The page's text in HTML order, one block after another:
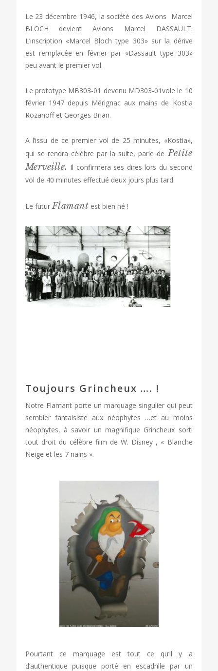
Le 23 décembre 1946, la société des Avions Marcel
BLOCH devient Avions Marcel DASSAULT.
L’inscription «Marcel Bloch type 303» sur la dérive
est remplacée en février par «Dassault type 303»
peu avant le premier vol.
Le prototype MB303-01 devenu MD303-01vole le 10
février 1947 depuis Mérignac aux mains de Kostia
Rozanoff et Georges Brian.
A l’issu de ce premier vol de 25 minutes, «Kostia»,
qui se rendra célèbre par la suite, parle dePetite
Merveille. Il confirmera ses dires lors du second
vol de 40 minutes effectué deux jours plus tard.
Le futurFlamant est bien né !
Toujours Grincheux …. !
Notre Flamant porte un marquage singulier qui peut
sembler fantaisiste aux néophytes …et au moins
néophytes, à savoir un magnifique Grincheux sorti
tout droit du célèbre film de W. Disney , « Blanche
Neige et les 7 nains ».
Pourtant ce marquage est tout ce qu’il y a
d’authentique puisque porté en escadrille par un